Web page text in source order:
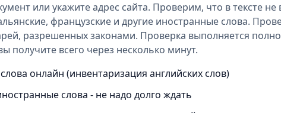
или укажите адрес сайта. Проверим, что в тексте не
французские и другие иностранные слова.
, разрешенных законами. Проверка выполняется
получите всего через несколько минут.
онлайн (инвентаризация английских слов)
слова - не надо долго ждать